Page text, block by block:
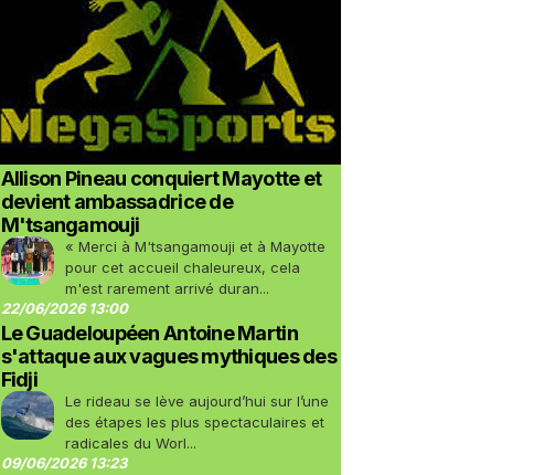
Allison Pineau conquiert Mayotte et
devient ambassadrice de
M'tsangamouji
« Merci à M'tsangamouji et à Mayotte
pour cet accueil chaleureux, cela
m'est rarement arrivé duran...
22/06/2026 13:00
Le Guadeloupéen Antoine Martin
s'attaque aux vagues mythiques des
Fidji
Le rideau se lève aujourd’hui sur l’une
des étapes les plus spectaculaires et
radicales du Worl...
09/06/2026 13:23